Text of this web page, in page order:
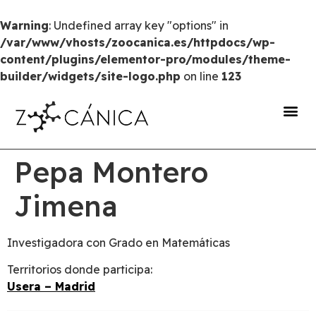
Warning: Undefined array key "options" in
/var/www/vhosts/zoocanica.es/httpdocs/wp-
content/plugins/elementor-pro/modules/theme-
builder/widgets/site-logo.php on line 123
Pepa Montero
Jimena
Investigadora con Grado en Matemáticas
Territorios donde participa:
Usera – Madrid